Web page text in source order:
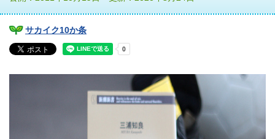
サカイク10か条